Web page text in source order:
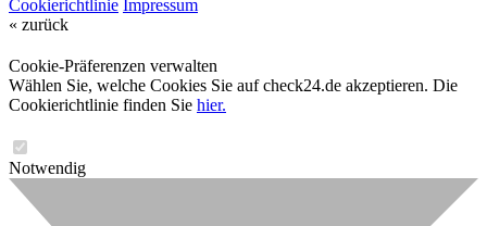
Cookierichtlinie Impressum
« zurück
Cookie-Präferenzen verwalten
Wählen Sie, welche Cookies Sie auf check24.de akzeptieren. Die
Cookierichtlinie finden Sie hier.
Notwendig